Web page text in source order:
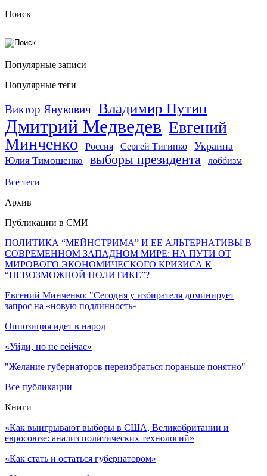
Поиск
Популярные записи
Популярные теги
Виктор Янукович Владимир Путин
Дмитрий Медведев Евгений
Минченко
Россия Сергей Тигипко Украина
Юлия Тимошенко выборы президента лоббизм
Все теги
Архив
Публикации в СМИ
ПОЛИТИКА “МЕЙНСТРИМА” И ЕЕ АЛЬТЕРНАТИВЫ В
СОВРЕМЕННОМ ЗАПАДНОМ МИРЕ: НА ПУТИ ОТ
МИРОВОГО ЭКОНОМИЧЕСКОГО КРИЗИСА К
“НЕВОЗМОЖНОЙ ПОЛИТИКЕ”?
Евгений Минченко: "Сегодня у избирателя доминирует
запрос на «новую подлинность»
Оппозиция идет в народ
«Уйди, но не сейчас»
"Желание губернаторов переизбраться пораньше понятно"
Все публикации
Книги
«Как выигрывают выборы в США, Великобритании и
евросоюзе: анализ политических технологий»
«Как стать и остаться губернатором»